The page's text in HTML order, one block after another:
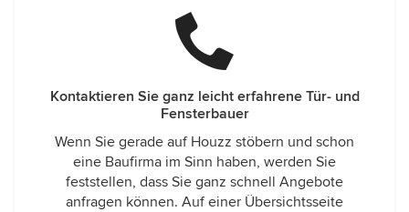
Kontaktieren Sie ganz leicht erfahrene Tür- und
Fensterbauer
Wenn Sie gerade auf Houzz stöbern und schon
eine Baufirma im Sinn haben, werden Sie
feststellen, dass Sie ganz schnell Angebote
anfragen können. Auf einer Übersichtsseite